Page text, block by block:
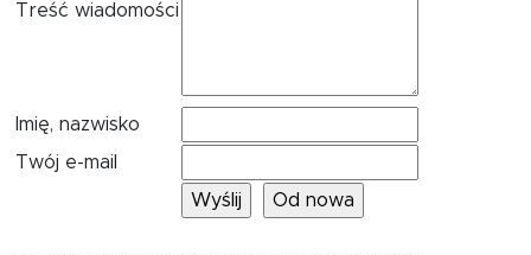
Treść wiadomości
Imię, nazwisko
Twój e-mail